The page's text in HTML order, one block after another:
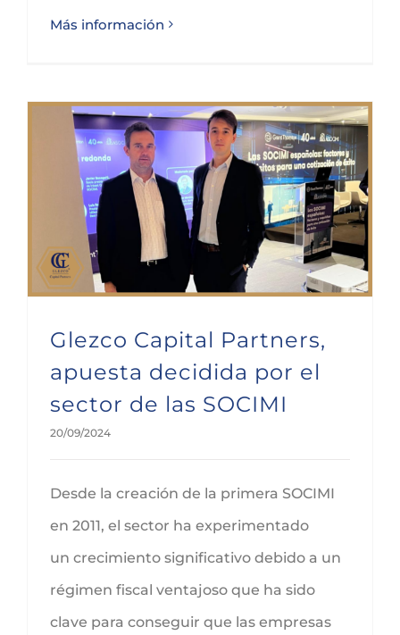
Más información
Glezco Capital Partners,
apuesta decidida por el
sector de las SOCIMI
20/09/2024
Desde la creación de la primera SOCIMI
en 2011, el sector ha experimentado
un crecimiento significativo debido a un
régimen fiscal ventajoso que ha sido
clave para conseguir que las empresas